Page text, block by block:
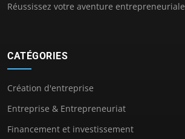
Réussissez votre aventure entrepreneuriale
CATÉGORIES
Création d'entreprise
Entreprise & Entrepreneuriat
Financement et investissement